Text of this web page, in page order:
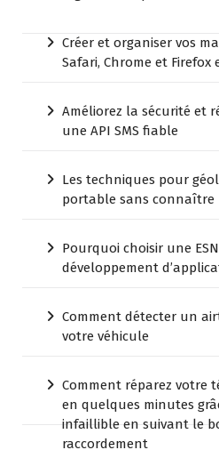
Créer et organiser vos
Safari, Chrome et Firefox
Améliorez la sécurité et
une API SMS fiable
Les techniques pour
portable sans
Pourquoi choisir une
développement
Comment détecter un
votre véhicule
Comment réparez votre
en quelques minutes
infaillible en suivant le
raccordement